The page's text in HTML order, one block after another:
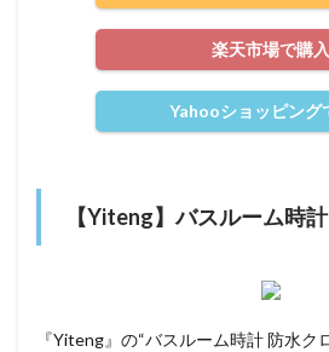
楽天市場で購入
Yahooショッピング
【Yiteng】バスルーム時
『Yiteng』の“バスルーム時計 防水ク